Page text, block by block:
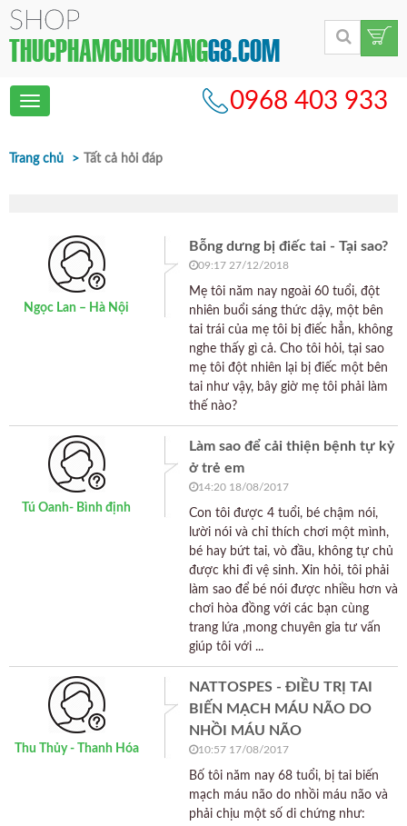
Toggle
0968 403 933
Trang chủ Tất cả hỏi đáp
Ngọc Lan – Hà Nội
Bỗng dưng bị điếc tai - Tại sao?
09:17 27/12/2018
Mẹ tôi năm nay ngoài 60 tuổi, đột
nhiên buổi sáng thức dậy, một bên
tai trái của mẹ tôi bị điếc hẳn, không
nghe thấy gì cả. Cho tôi hỏi, tại sao
mẹ tôi đột nhiên lại bị điếc một bên
tai như vậy, bây giờ mẹ tôi phải làm
thế nào?
Tú Oanh- Bình định
Làm sao để cải thiện bệnh tự kỷ
ở trẻ em
14:20 18/08/2017
Con tôi được 4 tuổi, bé chậm nói,
lười nói và chỉ thích chơi một mình,
bé hay bứt tai, vò đầu, không tự chủ
được khi đi vệ sinh. Xin hỏi, tôi phải
làm sao để bé nói được nhiều hơn và
chơi hòa đồng với các bạn cùng
trang lứa ,mong chuyên gia tư vấn
giúp tôi với ...
Thu Thủy - Thanh Hóa
NATTOSPES - ĐIỀU TRỊ TAI
BIẾN MẠCH MÁU NÃO DO
NHỒI MÁU NÃO
10:57 17/08/2017
Bố tôi năm nay 68 tuổi, bị tai biến
mạch máu não do nhồi máu não và
phải chịu một số di chứng như: